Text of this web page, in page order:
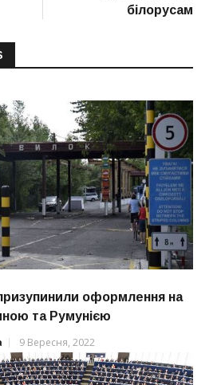
білорусам
оформлення на
та Румунією
9 Вересня, 2022